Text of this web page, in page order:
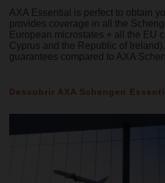
AXA Essential is perfect to obtain
provides coverage in all the
European microstates + all the EU
Cyprus and the Republic of
guarantees compared to AXA
Descubrir AXA Schengen